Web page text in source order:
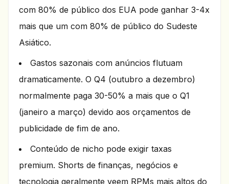
com 80% de público dos EUA pode ganhar 3-4x
mais que um com 80% de público do Sudeste
Asiático.
Gastos sazonais com anúncios flutuam
dramaticamente. O Q4 (outubro a dezembro)
normalmente paga 30-50% a mais que o Q1
(janeiro a março) devido aos orçamentos de
publicidade de fim de ano.
Conteúdo de nicho pode exigir taxas
premium. Shorts de finanças, negócios e
tecnologia geralmente veem RPMs mais altos do